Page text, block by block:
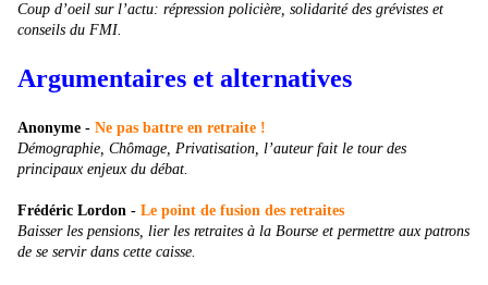
Coup d’oeil sur l’actu: répression policière, solidarité des grévistes et
conseils du FMI.
Argumentaires et alternatives
Anonyme - Ne pas battre en retraite !
Démographie, Chômage, Privatisation, l’auteur fait le tour des
principaux enjeux du débat.
Frédéric Lordon - Le point de fusion des retraites
Baisser les pensions, lier les retraites à la Bourse et permettre aux patrons
de se servir dans cette caisse.